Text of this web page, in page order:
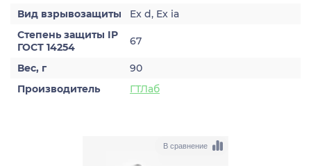
Вид взрывозащиты
Ex d, Ex ia
Степень защиты IP
ГОСТ 14254
67
Вес, г
90
Производитель
ГТЛаб
В сравнение